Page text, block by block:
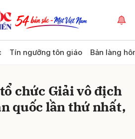
Tín ngưỡng tôn giáo Bản làng
chức Giải vô địch
quốc lần thứ nhất,